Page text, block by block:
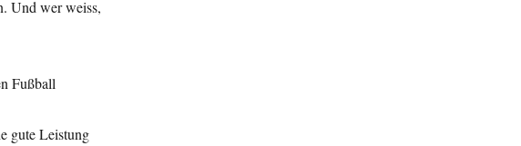
Und wer weiss,
Fußball
gute Leistung